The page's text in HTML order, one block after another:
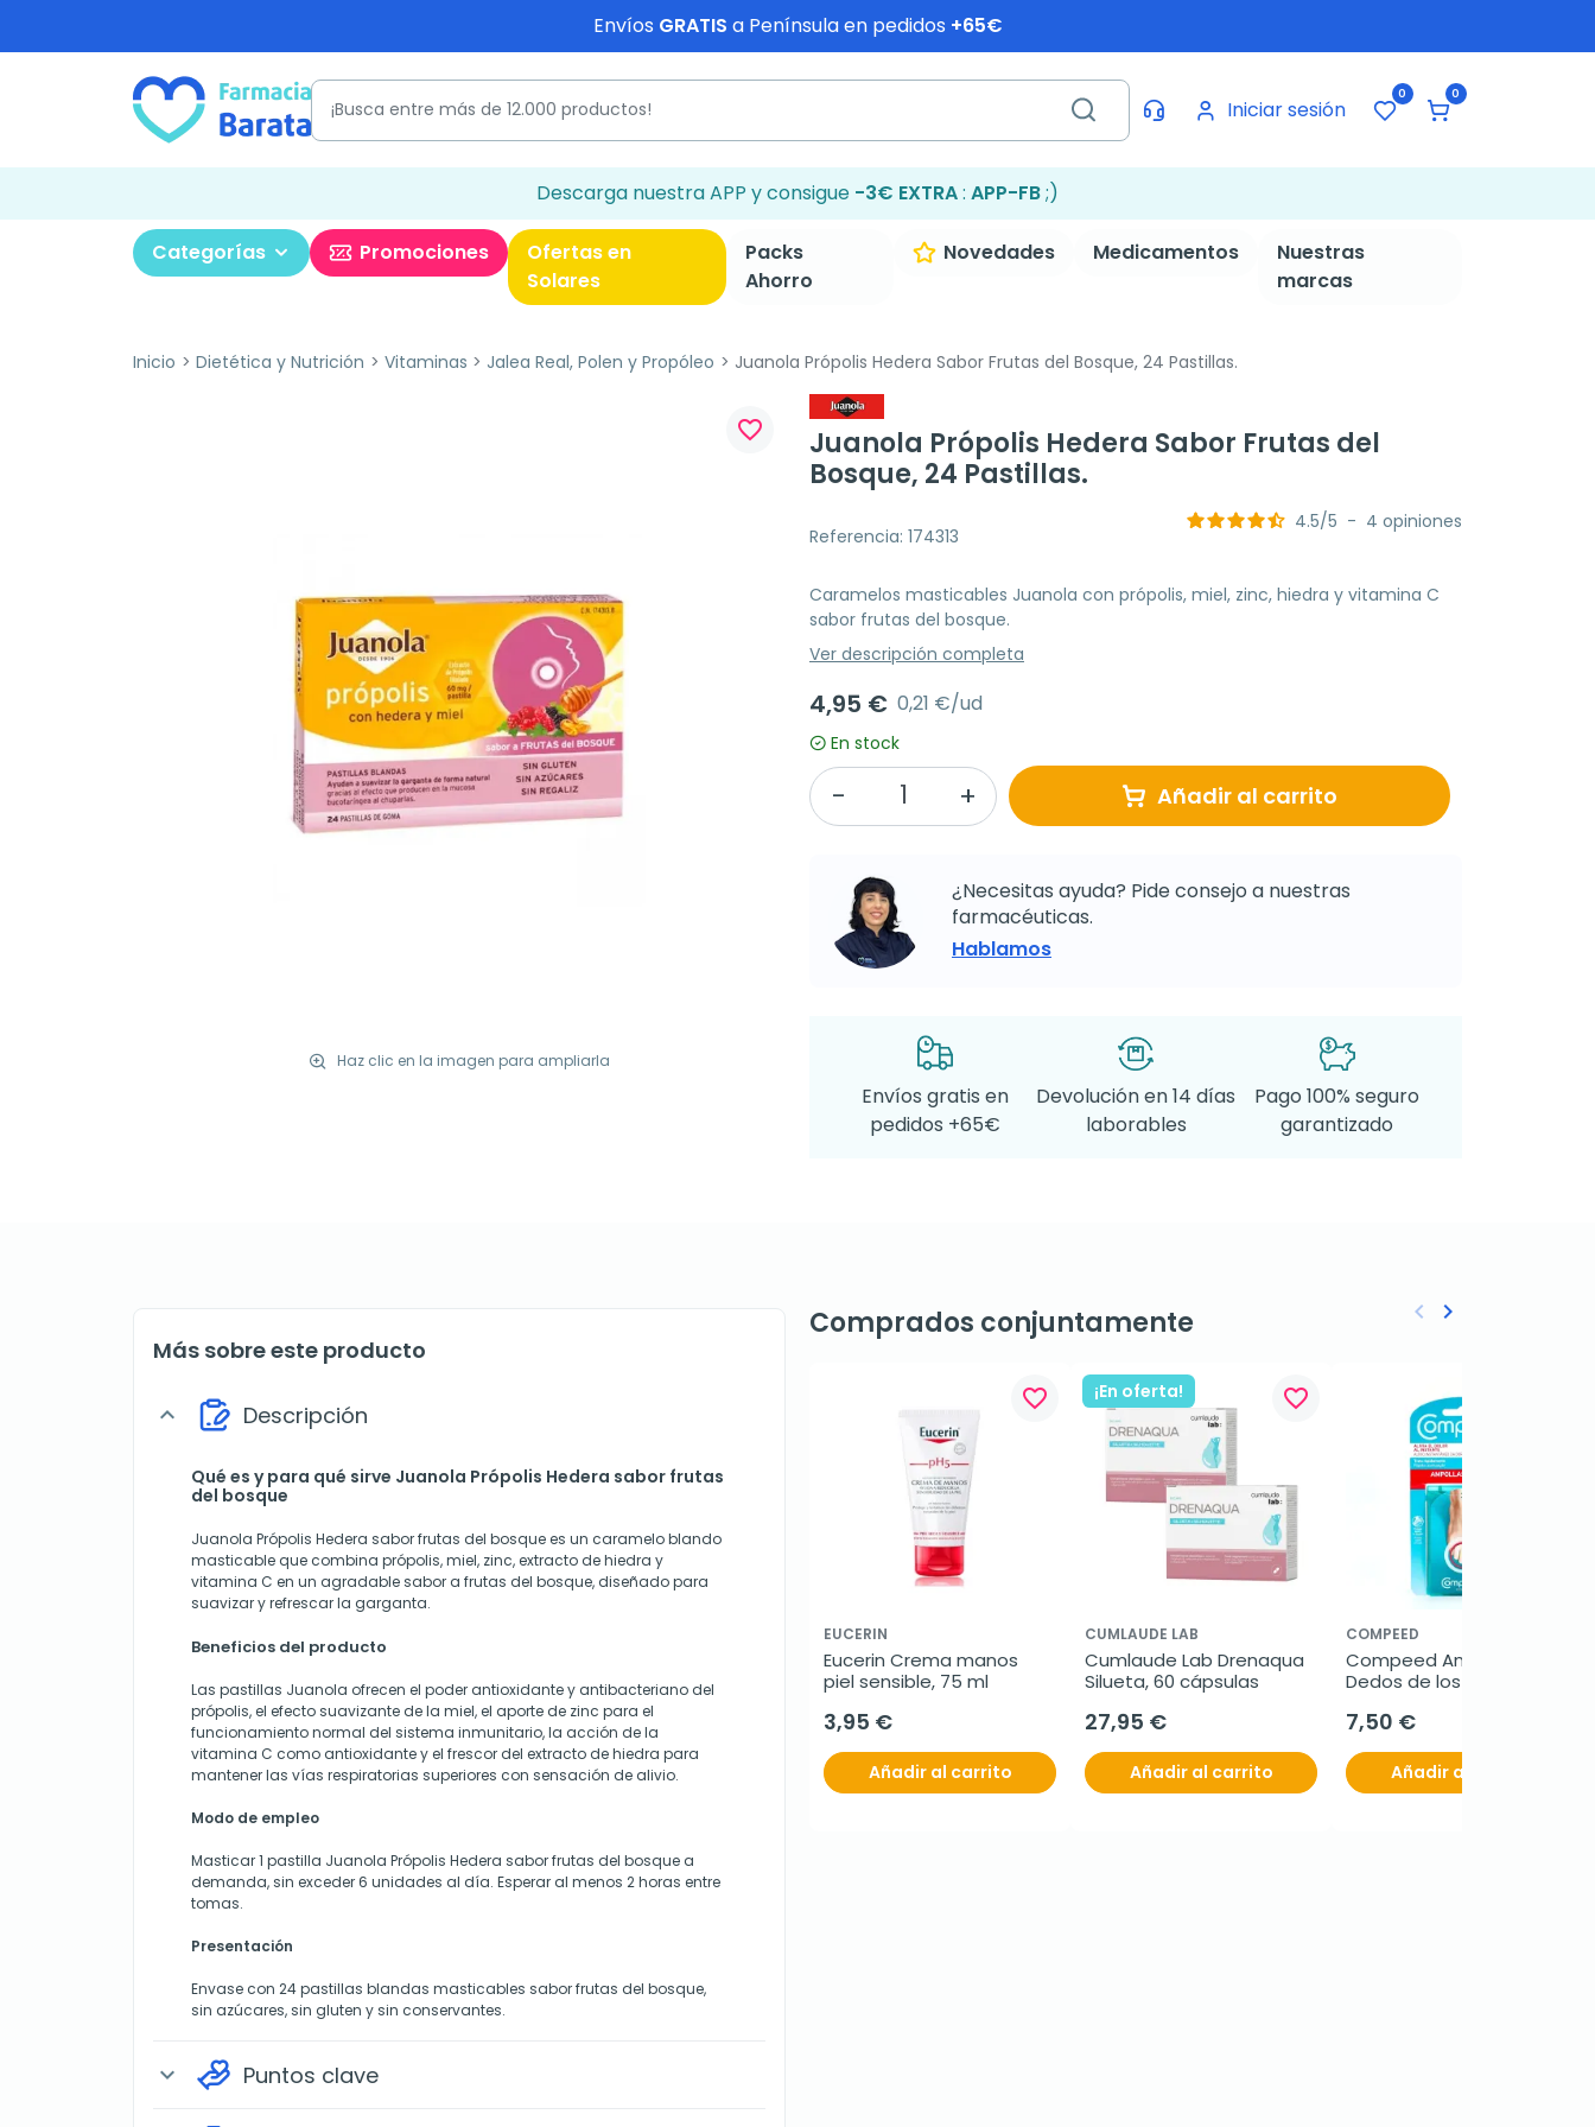
Envíos GRATIS a Península en pedidos +65€
Iniciar sesión
0 0
Descarga nuestra APP y consigue -3€ EXTRA: APP-FB;)
Categorías Promociones
Ofertas en
Solares
Packs
Ahorro
Novedades Medicamentos
Nuestras
marcas
Inicio Dietética y Nutrición Vitaminas Jalea Real, Polen y Propóleo Juanola Própolis Hedera Sabor Frutas del Bosque, 24 Pastillas.
Haz clic en la imagen para ampliarla
favorite_border
Juanola Própolis Hedera Sabor Frutas del
Bosque, 24 Pastillas.
Referencia: 174313
4.5/5 - 4 opiniones
Caramelos masticables Juanola con própolis, miel, zinc, hiedra y vitamina C
sabor frutas del bosque.
Ver descripción completa
4,95 € 0,21 €/ud
En stock
Añadir al carrito
¿Necesitas ayuda? Pide consejo a nuestras
farmacéuticas.
Hablamos
Envíos gratis en
pedidos +65€
Devolución en 14 días
laborables
Pago 100% seguro
garantizado
Más sobre este producto
expand_more Descripción
Qué es y para qué sirve Juanola Própolis Hedera sabor frutas
del bosque
Juanola Própolis Hedera sabor frutas del bosque es un caramelo blando
masticable que combina própolis, miel, zinc, extracto de hiedra y
vitamina C en un agradable sabor a frutas del bosque, diseñado para
suavizar y refrescar la garganta.
Beneficios del producto
Las pastillas Juanola ofrecen el poder antioxidante y antibacteriano del
própolis, el efecto suavizante de la miel, el aporte de zinc para el
funcionamiento normal del sistema inmunitario, la acción de la
vitamina C como antioxidante y el frescor del extracto de hiedra para
mantener las vías respiratorias superiores con sensación de alivio.
Modo de empleo
Masticar 1 pastilla Juanola Própolis Hedera sabor frutas del bosque a
demanda, sin exceder 6 unidades al día. Esperar al menos 2 horas entre
tomas.
Presentación
Envase con 24 pastillas blandas masticables sabor frutas del bosque,
sin azúcares, sin gluten y sin conservantes.
expand_more Puntos clave
Comprados conjuntamente
favorite_border
EUCERIN
Eucerin Crema manos
piel sensible, 75 ml
3,95 €
Añadir al carrito
¡En oferta! favorite_border
CUMLAUDE LAB
Cumlaude Lab Drenaqua
Silueta, 60 cápsulas
27,95 €
Añadir al carrito
COMPEED
Compeed Ampollas
Dedos de los pies, 8 ud
7,50 €
Añadir al carrito
Anterior
keyboard_arrow_left Siguiente
keyboard_arrow_right